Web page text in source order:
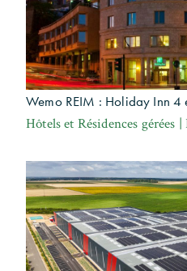
Wemo REIM : Holiday Inn 4
Hôtels et Résidences gérées